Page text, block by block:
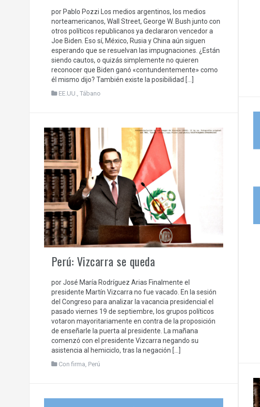
por Pablo Pozzi Los medios argentinos, los medios
norteamericanos, Wall Street, George W. Bush junto con
otros políticos republicanos ya declararon vencedor a
Joe Biden. Eso sí, México, Rusia y China aún siguen
esperando que se resuelvan las impugnaciones. ¿Están
siendo cautos, o quizás simplemente no quieren
reconocer que Biden ganó «contundentemente» como
él mismo dijo? También existe la posibilidad […]
EE.UU., Tábano
Perú: Vizcarra se queda
por José María Rodríguez Arias Finalmente el
presidente Martín Vizcarra no fue vacado. En la sesión
del Congreso para analizar la vacancia presidencial el
pasado viernes 19 de septiembre, los grupos políticos
votaron mayoritariamente en contra de la proposición
de enseñarle la puerta al presidente. La mañana
comenzó con el presidente Vizcarra negando su
asistencia al hemiciclo, tras la negación […]
Con firma, Perú